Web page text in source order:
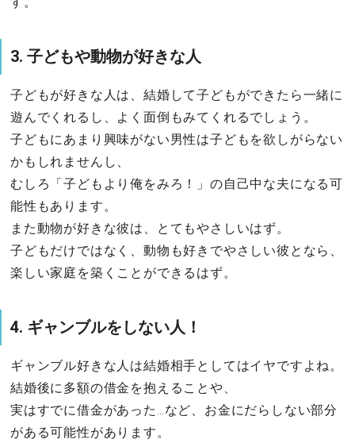
3. 子どもや動物が好きな人
子どもが好きな人は、結婚して子どもができたら一緒に
遊んでくれるし、よく面倒もみてくれるでしょう。
子どもにあまり興味がない男性は子どもを欲しがらない
かもしれませんし、
むしろ「子どもより俺をみろ！」の自己中な夫になる可
能性もあります。
また動物が好きな彼は、とてもやさしいはず。
子どもだけではなく、動物も好きでやさしい彼となら、
楽しい家庭を築くことができるはず。
4. ギャンブルをしない人！
ギャンブル好きな人は結婚相手としてはイヤですよね。
結婚後に多額の借金を抱えることや、
実はすでに借金があった…など、お金にだらしない部分
がある可能性があります。